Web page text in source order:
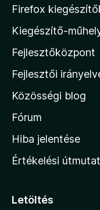
M
z
i
l
a
h
o
l
p
Firefox
Kiegészítő-
Fejlesztőközpont
Fejlesztői
Közösségi blog
Fórum
Hiba jelentése
Értékelési
Letöltés